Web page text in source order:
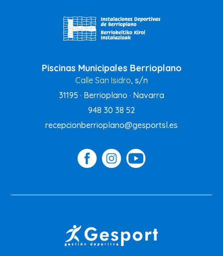
Piscinas Municipales Berrioplano
Calle San Isidro, s/n
31195 · Berrioplano · Navarra
948 30 38 52
recepcionberrioplano@gesportsl.es